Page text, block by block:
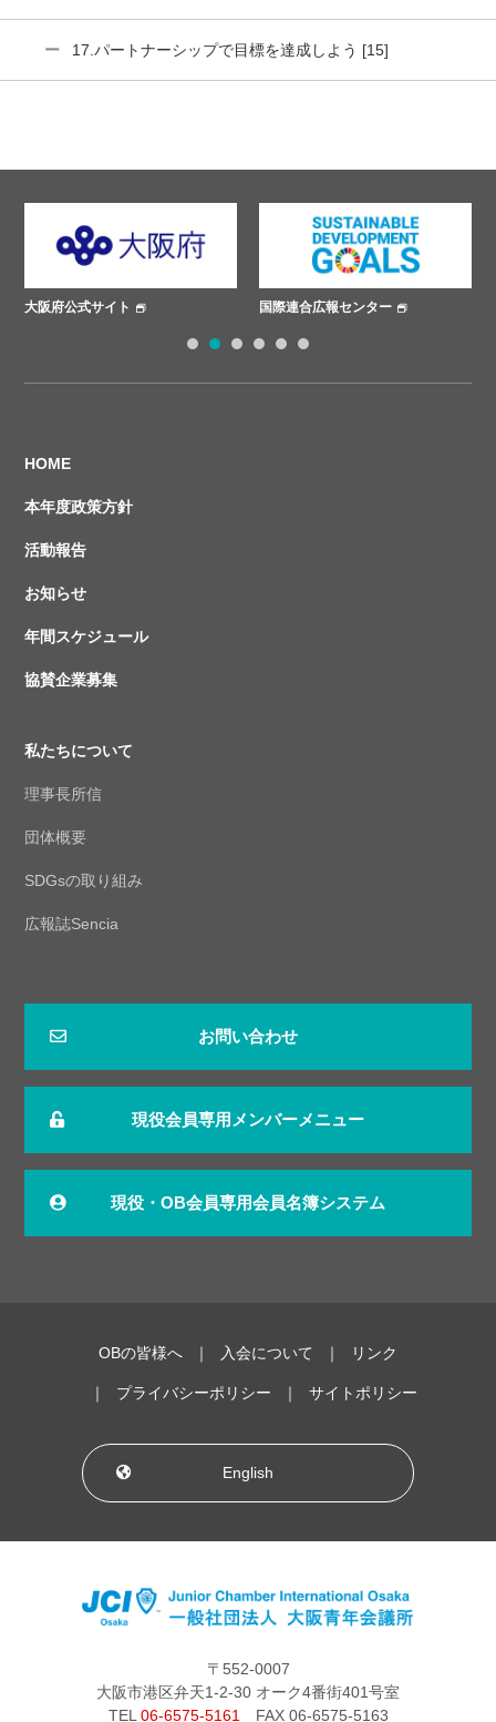
17.パートナーシップで目標を達成しよう [15]
国際連合広報センター ささえあいプロジェクト
HOME
本年度政策方針
活動報告
お知らせ
年間スケジュール
協賛企業募集
私たちについて
理事長所信
団体概要
SDGsの取り組み
広報誌Sencia
お問い合わせ
現役会員専用メンバーメニュー
現役・OB会員専用会員名簿システム
OBの皆様へ 入会について リンク
プライバシーポリシー サイトポリシー
English
〒552-0007
大阪市港区弁天1-2-30 オーク4番街401号室
TEL 06-6575-5161 FAX 06-6575-5163